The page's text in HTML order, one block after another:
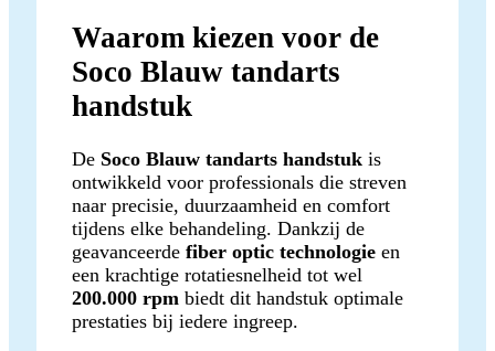
Waarom kiezen voor de
Soco Blauw tandarts
handstuk
De Soco Blauw tandarts handstuk is
ontwikkeld voor professionals die streven
naar precisie, duurzaamheid en comfort
tijdens elke behandeling. Dankzij de
geavanceerde fiber optic technologie en
een krachtige rotatiesnelheid tot wel
200.000 rpm biedt dit handstuk optimale
prestaties bij iedere ingreep.